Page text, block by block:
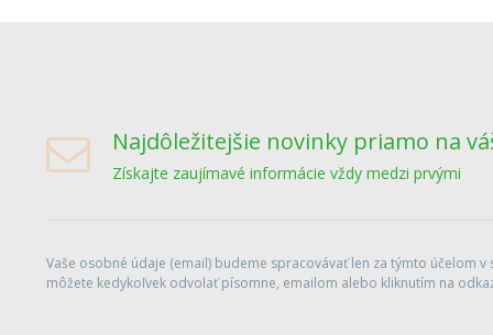
Najdôležitejšie novinky priamo na
Získajte zaujímavé informácie vždy medzi prvými
Vaše osobné údaje (email) budeme spracovávať len za týmto účelom
môžete kedykoľvek odvolať písomne, emailom alebo kliknutím na